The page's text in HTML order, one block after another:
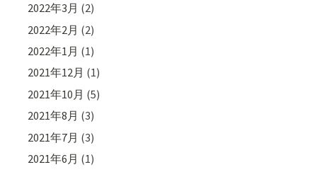
2022年3月 (2)
2022年2月 (2)
2022年1月 (1)
2021年12月 (1)
2021年10月 (5)
2021年8月 (3)
2021年7月 (3)
2021年6月 (1)